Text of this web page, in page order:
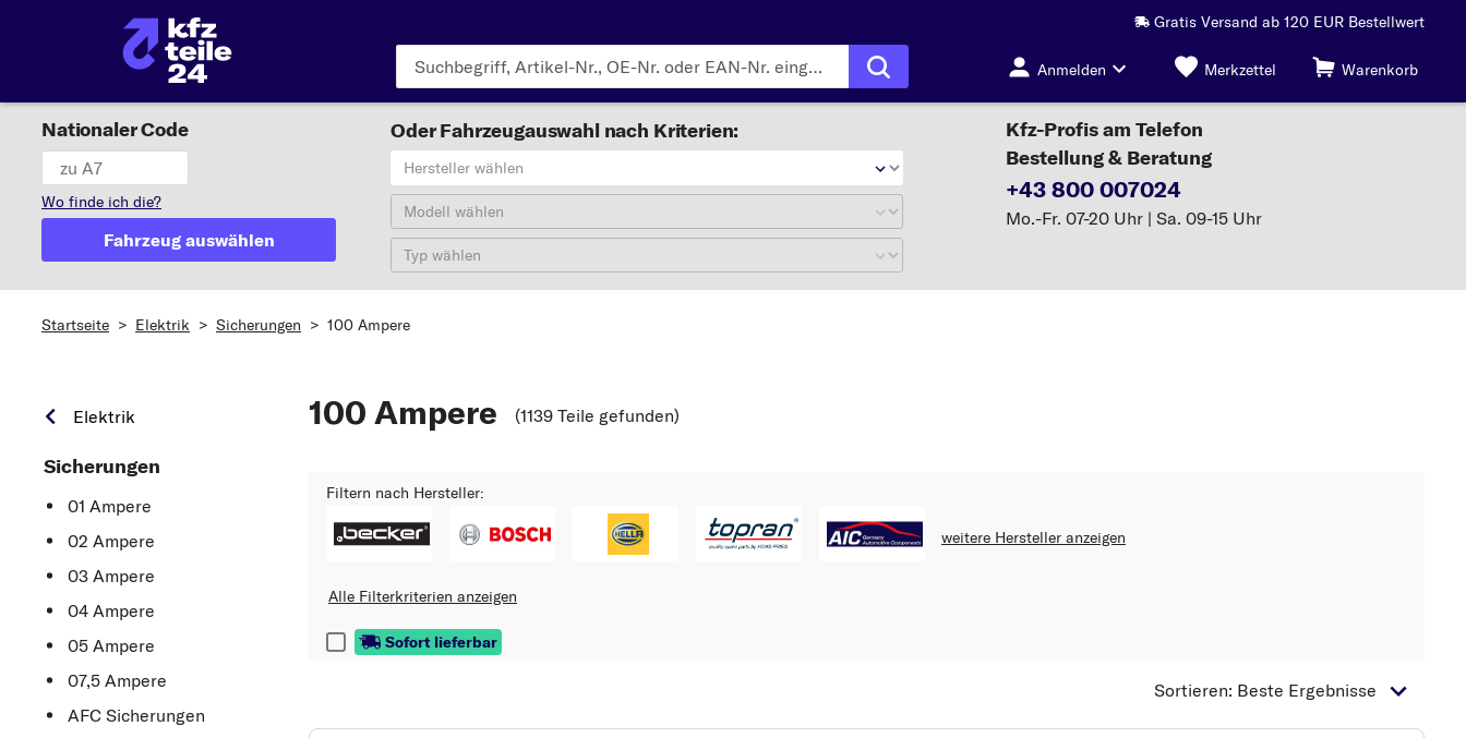
Gratis Versand ab 120 EUR Bestellwert
Anmelden Merkzettel Warenkorb
Nationaler Code
Wo finde ich die?
Fahrzeug auswählen
Oder Fahrzeugauswahl nach Kriterien:
Hersteller wählen
Modell wählen
Typ wählen
Kfz-Profis am Telefon
Bestellung & Beratung
+43 800 007024
Mo.-Fr. 07-20 Uhr | Sa. 09-15 Uhr
Startseite > Elektrik > Sicherungen > 100 Ampere
Elektrik
Sicherungen
01 Ampere
02 Ampere
03 Ampere
04 Ampere
05 Ampere
07,5 Ampere
AFC Sicherungen
100 Ampere (1139 Teile gefunden)
Filtern nach Hersteller:
weitere Hersteller anzeigen
Alle Filterkriterien anzeigen
Sofort lieferbar
Sortieren: Beste Ergebnisse